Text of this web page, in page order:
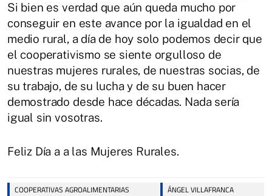
Si bien es verdad que aún queda mucho por
conseguir en este avance por la igualdad en el
medio rural, a día de hoy solo podemos decir que
el cooperativismo se siente orgulloso de
nuestras mujeres rurales, de nuestras socias, de
su trabajo, de su lucha y de su buen hacer
demostrado desde hace décadas. Nada sería
igual sin vosotras.
Feliz Día a a las Mujeres Rurales.
COOPERATIVAS AGROALIMENTARIAS
ÁNGEL VILLAFRANCA